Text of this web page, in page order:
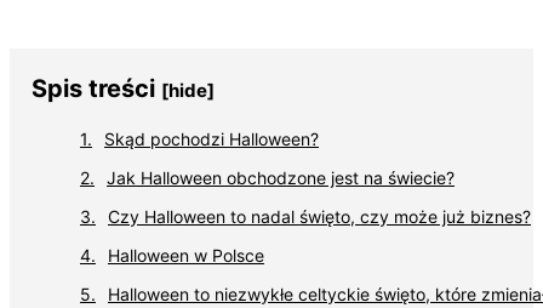
Spis treści [hide]
Skąd pochodzi Halloween?
Jak Halloween obchodzone jest na świecie?
Czy Halloween to nadal święto, czy może już biznes?
Halloween w Polsce
Halloween to niezwykłe celtyckie święto, które